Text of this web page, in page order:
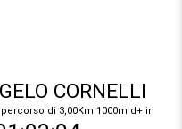
CORNELLI
di 3,00Km 1000m d+ in